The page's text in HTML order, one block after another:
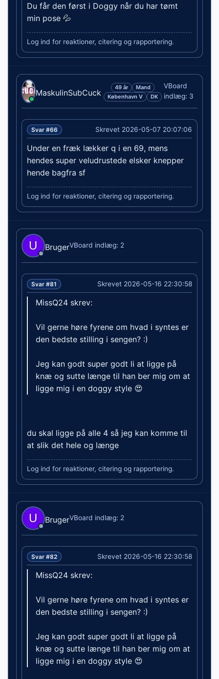
Du får den først i Doggy når du har tømt
min pose 💦
Log ind for reaktioner, citering og rapportering.
MaskulinSubCuck
49 år
Mand
København V
DK
VBoard
indlæg: 3
Svar #66 Skrevet 2026-05-07 20:07:06
Under en fræk lækker q i en 69, mens
hendes super veludrustede elsker knepper
hende bagfra sf
Log ind for reaktioner, citering og rapportering.
BrugerVBoard indlæg: 2
Svar #81 Skrevet 2026-05-16 22:30:58
MissQ24 skrev:
Vil gerne høre fyrene om hvad i syntes er
den bedste stilling i sengen? :)
Jeg kan godt super godt li at ligge på
knæ og sutte længe til han ber mig om at
ligge mig i en doggy style 😍
du skal ligge på alle 4 så jeg kan komme til
at slik det hele og længe
Log ind for reaktioner, citering og rapportering.
BrugerVBoard indlæg: 2
Svar #82 Skrevet 2026-05-16 22:30:58
MissQ24 skrev:
Vil gerne høre fyrene om hvad i syntes er
den bedste stilling i sengen? :)
Jeg kan godt super godt li at ligge på
knæ og sutte længe til han ber mig om at
ligge mig i en doggy style 😍